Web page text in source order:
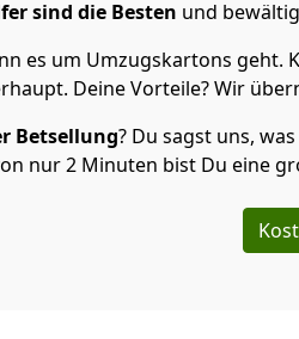
sind die Besten und
es um Umzugskartons geht.
Deine Vorteile? Wir
Betsellung? Du sagst uns,
nur 2 Minuten bist Du eine